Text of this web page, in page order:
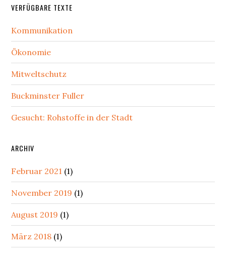
Secondary
Sidebar
VERFÜGBARE TEXTE
Kommunikation
Ökonomie
Mitweltschutz
Buckminster Fuller
Gesucht: Rohstoffe in der Stadt
ARCHIV
Februar 2021 (1)
November 2019 (1)
August 2019 (1)
März 2018 (1)